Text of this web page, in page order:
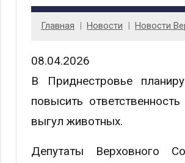
Главная Новости Новости
08.04.2026
В Приднестровье
повысить
выгул животных.
Депутаты Верховного